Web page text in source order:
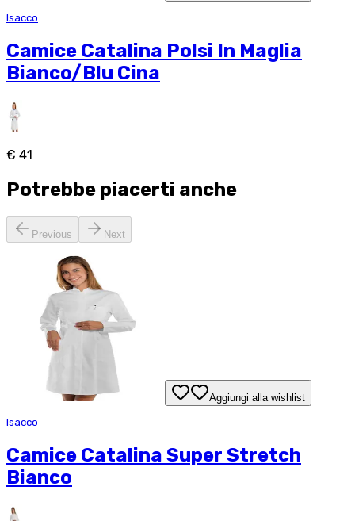
Isacco
Camice Catalina Polsi In Maglia
Bianco/Blu Cina
€ 41
Potrebbe piacerti anche
Previous Next
Aggiungi alla wishlist
Isacco
Camice Catalina Super Stretch
Bianco